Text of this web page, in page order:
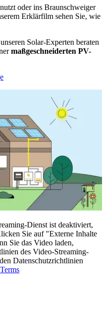
oder ins Braunschweiger
Erklärfilm sehen Sie, wie
Solar-Experten beraten
maßgeschneiderten PV-
Dienst ist deaktiviert,
Sie auf "Externe Inhalte
Sie das Video laden,
des Video-Streaming-
Datenschutzrichtlinien